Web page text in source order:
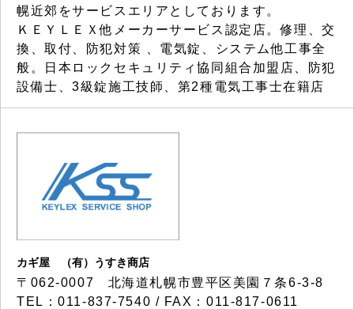
幌近郊をサービスエリアとしております。
ＫＥＹＬＥＸ他メーカーサービス認定店。修理、交
換、取付、防犯対策 、電気錠、システム他工事全
般。日本ロックセキュリティ協同組合加盟店、防犯
設備士、3級錠施工技師、第2種電気工事士在籍店
カギ屋 （有）うすき商店
〒062-0007 北海道札幌市豊平区美園７条6-3-8
TEL：011-837-7540 / FAX：011-817-0611